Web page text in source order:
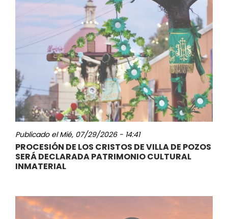
Publicado elMié, 07/29/2026 - 14:41
PROCESIÓN DE LOS CRISTOS DE VILLA DE POZOS
SERÁ DECLARADA PATRIMONIO CULTURAL
INMATERIAL